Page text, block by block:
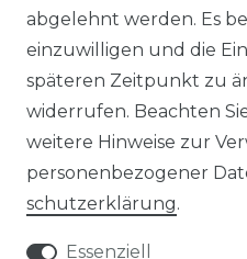
REFERENZEN
abgelehnt werden. Es
einzuwilligen und die
späteren Zeitpunkt zu
widerrufen. Beachten
weitere Hinweise zur
personenbezogener
schutz­erklärung.
Essenziell